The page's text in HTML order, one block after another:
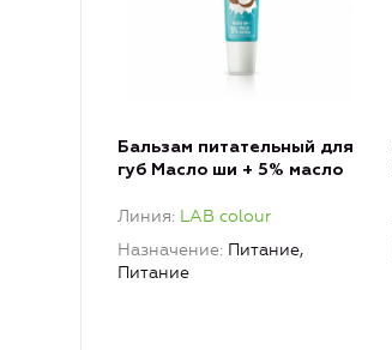
Бальзам питательный для
губ Масло ши + 5% масло
Линия LAB colour
Назначение Питание,
Питание